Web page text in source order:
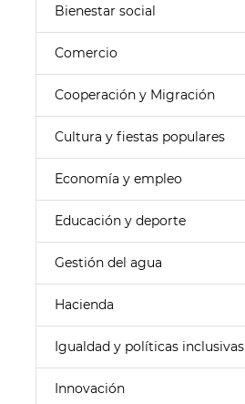
Bienestar social
Comercio
Cooperación y Migración
Cultura y fiestas populares
Economía y empleo
Educación y deporte
Gestión del agua
Hacienda
Igualdad y políticas inclusivas
Innovación